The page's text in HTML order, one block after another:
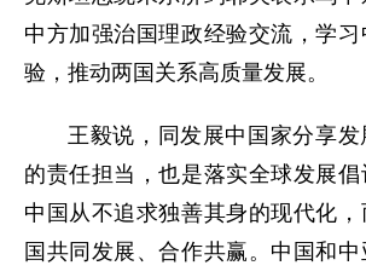
中方加强治国理政经验交流，学
验，推动两国关系高质量发展。
王毅说，同发展中国家分享发
的责任担当，也是落实全球发展倡
中国从不追求独善其身的现代化
国共同发展、合作共赢。中国和